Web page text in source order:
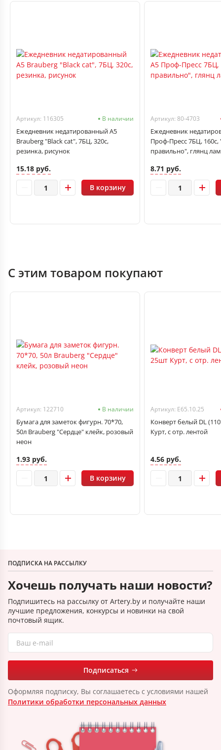
Артикул: 116305 В наличии
Ежедневник недатированный А5
Brauberg "Black cat", 7БЦ, 320с,
резинка, рисунок
15.18 руб.
В корзину
Артикул: 80-4703
Ежедневник
Проф-Пресс 7БЦ, 160с,
правильно", глянц лам
8.71 руб.
С этим товаром покупают
Артикул: 122710 В наличии
Бумага для заметок фигурн. 70*70,
50л Brauberg "Сердце" клейк, розовый
неон
1.93 руб.
В корзину
Артикул: Е65.10.25
Конверт белый DL
Курт, с отр. лентой
4.56 руб.
ПОДПИСКА НА РАССЫЛКУ
Хочешь получать наши новости?
Подпишитесь на рассылку от Artery.by и получайте наши
лучшие предложения, конкурсы и новинки на свой
почтовый ящик.
Подписаться
Оформляя подписку, Вы соглашаетесь с условиями нашей
Политики обработки персональных данных